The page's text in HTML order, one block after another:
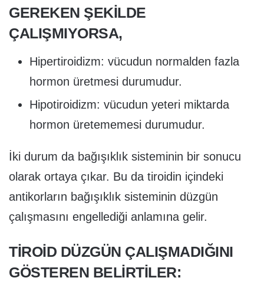
GEREKEN ŞEKILDE
ÇALIŞMIYORSA,
Hipertiroidizm: vücudun normalden fazla
hormon üretmesi durumudur.
Hipotiroidizm: vücudun yeteri miktarda
hormon üretememesi durumudur.
İki durum da bağışıklık sisteminin bir sonucu
olarak ortaya çıkar. Bu da tiroidin içindeki
antikorların bağışıklık sisteminin düzgün
çalışmasını engellediği anlamına gelir.
TIROID DÜZGÜN ÇALIŞMADIĞINI
GÖSTEREN BELIRTILER: